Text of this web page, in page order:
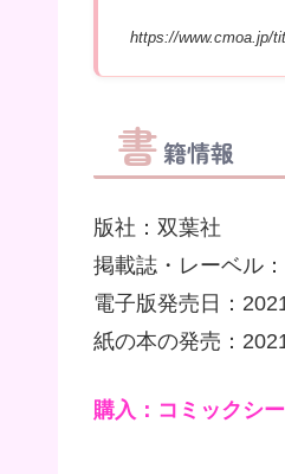
https://www.cmoa.jp/
書籍情報
版社：双葉社
掲載誌・レーベル
電子版発売日：
紙の本の発売：
購入：コミックシ